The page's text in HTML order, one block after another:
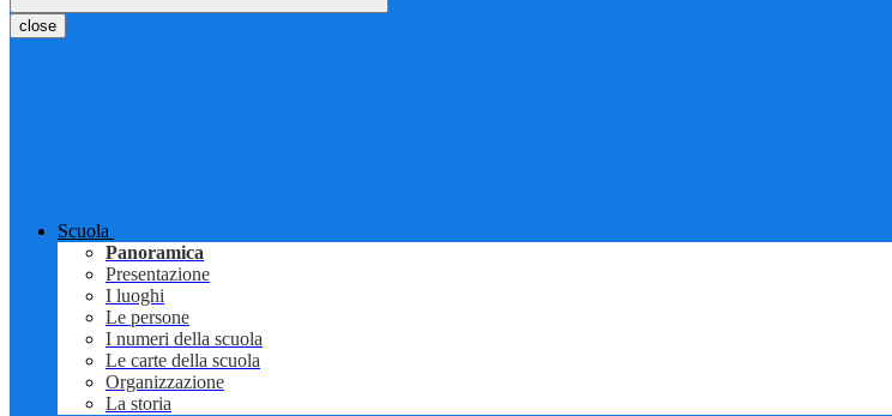
close
Scuola
Panoramica
Presentazione
I luoghi
Le persone
I numeri della scuola
Le carte della scuola
Organizzazione
La storia